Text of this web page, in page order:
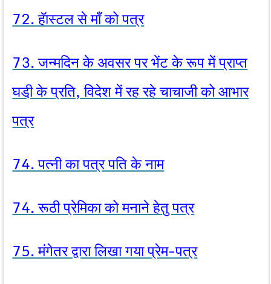
72. हॅास्टल से माँ को पत्र
73. जन्मदिन के अवसर पर भेंट के रूप में प्राप्त
घडी़ के प्रति, विदेश में रह रहे चाचाजी को आभार
पत्र
74. पत्नी का पत्र पति के नाम
74. रूठी प्रेमिका को मनाने हेतु पत्र
75. मंगेतर द्वारा लिखा गया प्रेम-पत्र